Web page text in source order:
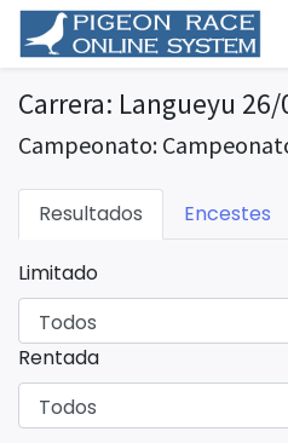
Carrera: Langueyu
Campeonato:
Resultados Encestes
Limitado
Rentada